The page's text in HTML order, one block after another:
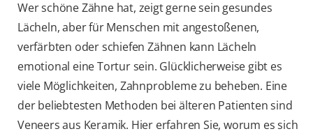
Wer schöne Zähne hat, zeigt gerne sein gesundes
Lächeln, aber für Menschen mit angestoßenen,
verfärbten oder schiefen Zähnen kann Lächeln
emotional eine Tortur sein. Glücklicherweise gibt es
viele Möglichkeiten, Zahnprobleme zu beheben. Eine
der beliebtesten Methoden bei älteren Patienten sind
Veneers aus Keramik. Hier erfahren Sie, worum es sich